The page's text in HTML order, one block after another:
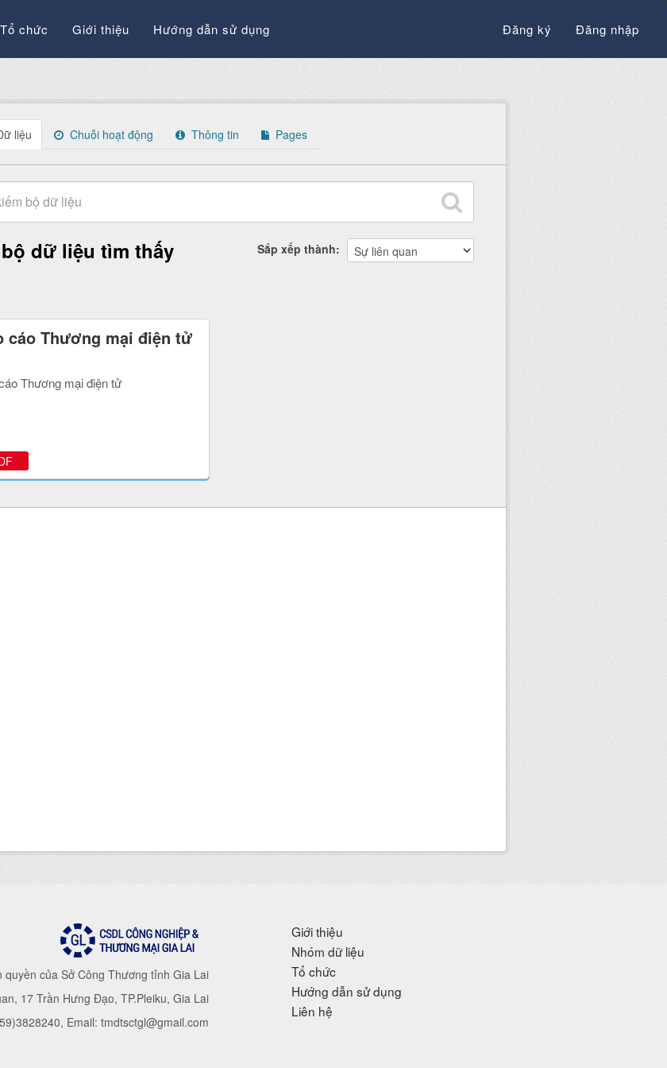
Tổ chức Giới thiệu Hướng dẫn sử dụng Đăng ký Đăng nhập
liệu Chuỗi hoạt động Thông tin Pages
Sắp xếp thành
dữ liệu tìm thấy
cáo Thương mại điện tử
Thương mại điện tử
quyền của Sở Công Thương tỉnh Gia Lai
17 Trần Hưng Đạo, TP.Pleiku, Gia Lai
Email: tmdtsctgl@gmail.com
Giới thiệu
Nhóm dữ liệu
Tổ chức
Hướng dẫn sử dụng
Liên hệ